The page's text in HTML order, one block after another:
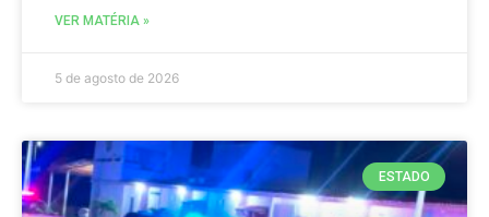
VER MATÉRIA »
5 de agosto de 2026
ESTADO